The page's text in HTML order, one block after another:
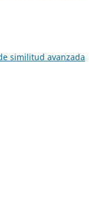
similitud avanzada